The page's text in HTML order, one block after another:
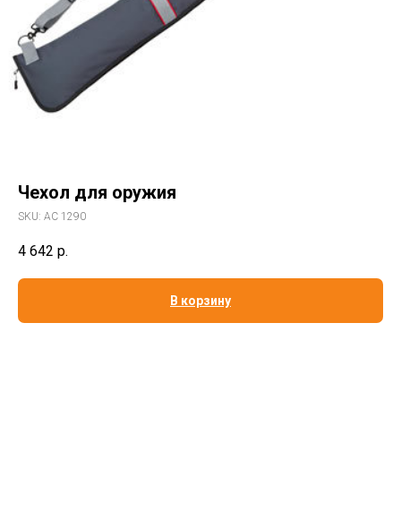
Чехол для оружия
SKU: AC 1290
4 642 р.
В корзину